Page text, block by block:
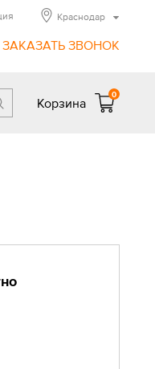
ЗАКАЗАТЬ ЗВОНОК
Краснодар
Корзина
0